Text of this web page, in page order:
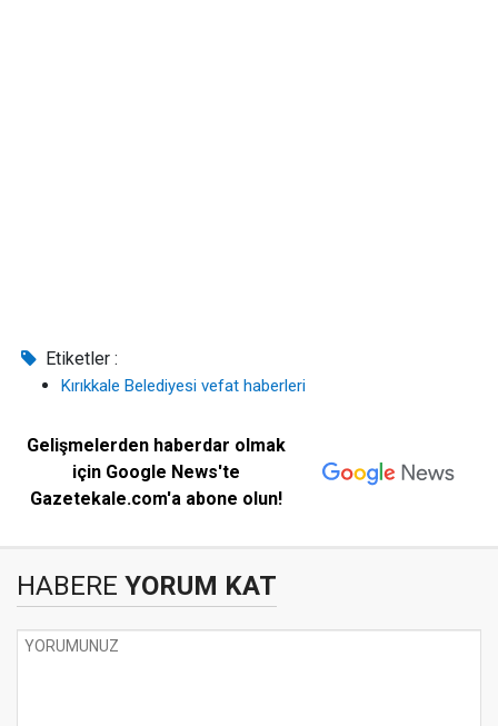
Etiketler :
Kırıkkale Belediyesi vefat haberleri
Gelişmelerden haberdar olmak
için Google News'te
Gazetekale.com'a abone olun!
HABERE YORUM KAT